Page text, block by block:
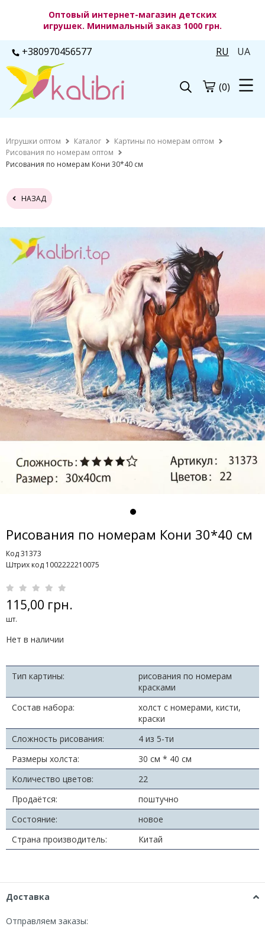
Оптовый интернет-магазин детских
игрушек. Минимальный заказ 1000 грн.
+380970456577 RU UA
(0)
Игрушки оптом Каталог
Картины по номерам оптом
Рисования по номерам оптом
Рисования по номерам Кони 30*40 см
НАЗАД
Рисования по номерам Кони 30*40 см
Код 31373
Штрих код 1002222210075
115,00 грн.
шт.
Нет в наличии
Тип картины:
рисования по номерам
красками
Состав набора:
холст с номерами, кисти,
краски
Сложность рисования:
4 из 5-ти
Размеры холста:
30 см * 40 см
Количество цветов:
22
Продаётся:
поштучно
Состояние:
новое
Страна производитель:
Китай
Доставка
Отправляем заказы: